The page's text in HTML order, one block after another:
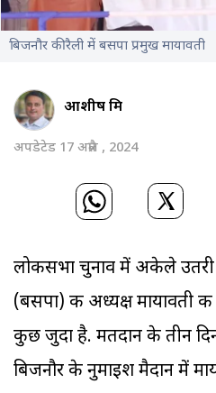
बिजनौर की रैली में बसपा प्रमुख मायावती
आशीष मिश्र
अपडेटेड 17 अप्रैल , 2024
लोकसभा चुनाव में अकेले उतरी
(बसपा) की अध्यक्ष मायावती
कुछ जुदा है. मतदान के तीन
बिजनौर के नुमाइश मैदान में